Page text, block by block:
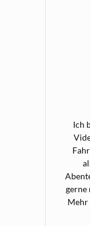
Ich
gerne